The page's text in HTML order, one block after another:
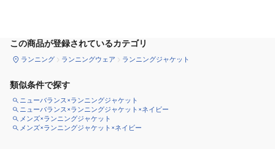
この商品が登録されているカテゴリ
ランニング ランニングウェア ランニングジャケット
類似条件で探す
ニューバランス×ランニングジャケット
ニューバランス×ランニングジャケット×ネイビー
メンズ×ランニングジャケット
メンズ×ランニングジャケット×ネイビー